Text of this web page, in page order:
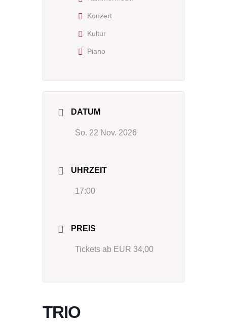
Konzert
Kultur
Piano
DATUM
So. 22 Nov. 2026
UHRZEIT
17:00
PREIS
Tickets ab EUR 34,00
TRIO